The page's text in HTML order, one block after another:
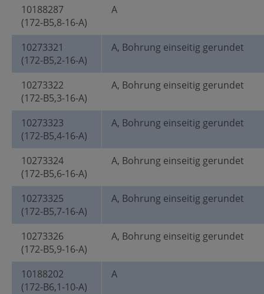
10188287
(172-B5,8-16-A)
A
10273321
(172-B5,2-16-A)
A, Bohrung einseitig gerundet
10273322
(172-B5,3-16-A)
A, Bohrung einseitig gerundet
10273323
(172-B5,4-16-A)
A, Bohrung einseitig gerundet
10273324
(172-B5,6-16-A)
A, Bohrung einseitig gerundet
10273325
(172-B5,7-16-A)
A, Bohrung einseitig gerundet
10273326
(172-B5,9-16-A)
A, Bohrung einseitig gerundet
10188202
(172-B6,1-10-A)
A